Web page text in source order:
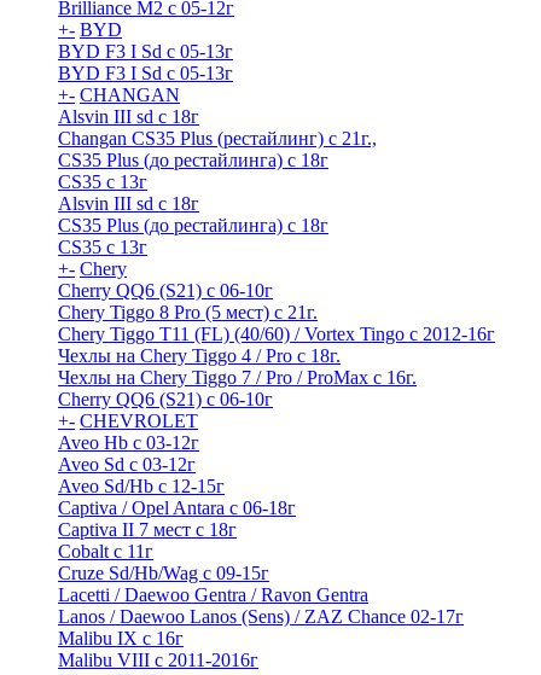
Brilliance M2 с 05-12г
+- BYD
BYD F3 I Sd с 05-13г
BYD F3 I Sd с 05-13г
+- CHANGAN
Alsvin III sd с 18г
Changan CS35 Plus (рестайлинг) с 21г.,
CS35 Plus (до рестайлинга) с 18г
CS35 с 13г
Alsvin III sd с 18г
CS35 Plus (до рестайлинга) с 18г
CS35 с 13г
+- Chery
Cherry QQ6 (S21) с 06-10г
Chery Tiggo 8 Pro (5 мест) с 21г.
Chery Tiggo T11 (FL) (40/60) / Vortex Tingo с 2012-16г
Чехлы на Chery Tiggo 4 / Pro с 18г.
Чехлы на Chery Tiggo 7 / Pro / ProMax с 16г.
Cherry QQ6 (S21) с 06-10г
+- CHEVROLET
Aveo Hb с 03-12г
Aveo Sd с 03-12г
Aveo Sd/Hb с 12-15г
Captiva / Opel Antara с 06-18г
Captiva II 7 мест с 18г
Cobalt с 11г
Cruze Sd/Hb/Wag c 09-15г
Lacetti / Daewoo Gentra / Ravon Gentra
Lanos / Daewoo Lanos (Sens) / ZAZ Chance 02-17г
Malibu IX с 16г
Malibu VIII с 2011-2016г